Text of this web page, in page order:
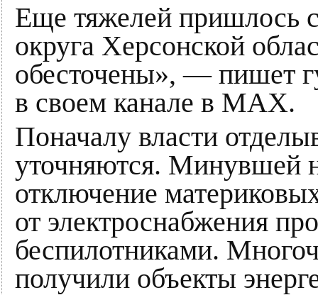
Еще тяжелей пришлось
округа Херсонской
обесточены», — пишет
в своем канале в MАХ.
Поначалу власти
уточняются. Минувшей
отключение
от электроснабжения
беспилотниками.
получили объекты